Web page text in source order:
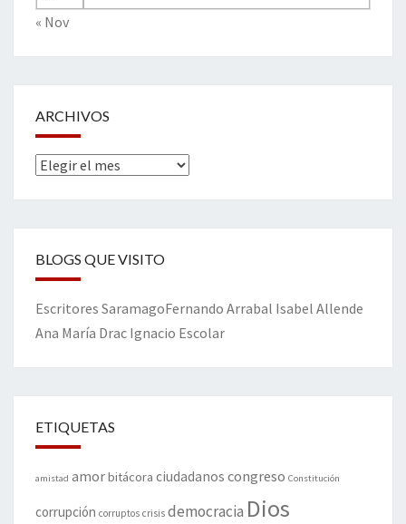
« Nov
ARCHIVOS
Archivos
BLOGS QUE VISITO
Escritores SaramagoFernando Arrabal Isabel Allende
Ana María Drac Ignacio Escolar
ETIQUETAS
amistad amorbitácora ciudadanos congreso Constitución
corrupción corruptos crisis democracia Dios